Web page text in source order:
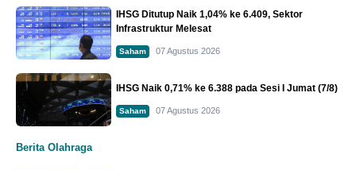
IHSG Ditutup Naik 1,04% ke 6.409, Sektor
Infrastruktur Melesat
Saham 07 Agustus 2026
IHSG Naik 0,71% ke 6.388 pada Sesi I Jumat (7/8)
Saham 07 Agustus 2026
Berita Olahraga